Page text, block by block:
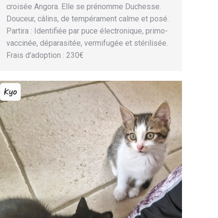
croisée Angora. Elle se prénomme Duchesse.
Douceur, câlins, de tempérament calme et posé.
Partira : Identifiée par puce électronique, primo-
vaccinée, déparasitée, vermifugée et stérilisée.
Frais d’adoption : 230€